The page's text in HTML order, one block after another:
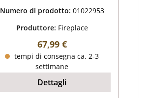
Numero di prodotto: 01022953
Produttore: Fireplace
Prezzo normale:
67,99 €
tempi di consegna ca. 2-3
settimane
Dettagli